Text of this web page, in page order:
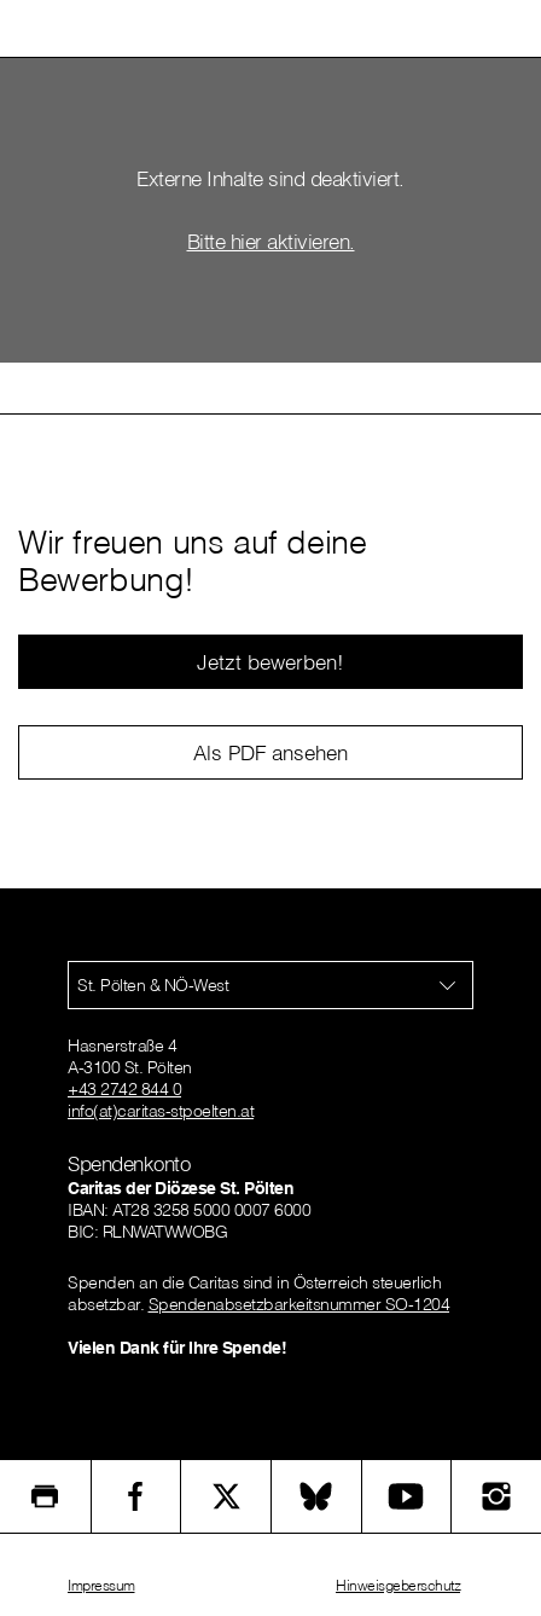
Externe Inhalte sind deaktiviert.
Bitte hier aktivieren.
Wir freuen uns auf deine
Bewerbung!
Jetzt bewerben!
Als PDF ansehen
St. Pölten & NÖ-West
Hasnerstraße 4
A-3100 St. Pölten
+43 2742 844 0
info(at)caritas-stpoelten.at
Spendenkonto
Caritas der Diözese St. Pölten
IBAN: AT28 3258 5000 0007 6000
BIC: RLNWATWWOBG
Spenden an die Caritas sind in Österreich steuerlich
absetzbar. Spendenabsetzbarkeitsnummer SO-1204
Vielen Dank für Ihre Spende!
Impressum Hinweisgeberschutz